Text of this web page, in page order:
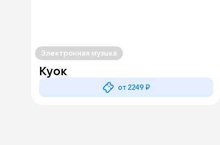
Электронная музыка
Куок
от 2249 ₽